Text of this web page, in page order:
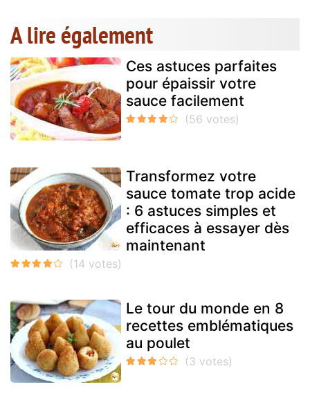
A lire également
Ces astuces parfaites
pour épaissir votre
sauce facilement
Transformez votre
sauce tomate trop acide
: 6 astuces simples et
efficaces à essayer dès
maintenant
Le tour du monde en 8
recettes emblématiques
au poulet